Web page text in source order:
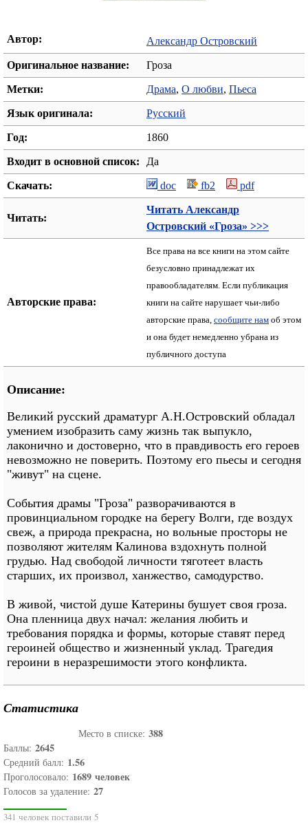
Автор: Александр Островский
Оригинальное название: Гроза
Метки: Драма, О любви, Пьеса
Язык оригинала: Русский
Год: 1860
Входит в основной список: Да
Скачать: doc fb2 pdf
Читать:
Читать Александр
Островский «Гроза» >>>
Авторские права:
Все права на все книги на этом сайте
безусловно принадлежат их
правообладателям. Если публикация
книги на сайте нарушает чьи-либо
авторские права, сообщите нам об этом
и она будет немедленно убрана из
публичного доступа
Описание:
Великий русский драматург А.Н.Островский обладал
умением изобразить саму жизнь так выпукло,
лаконично и достоверно, что в правдивость его героев
невозможно не поверить. Поэтому его пьесы и сегодня
"живут" на сцене.
События драмы "Гроза" разворачиваются в
провинциальном городке на берегу Волги, где воздух
свеж, а природа прекрасна, но вольные просторы не
позволяют жителям Калинова вздохнуть полной
грудью. Над свободой личности тяготеет власть
старших, их произвол, ханжество, самодурство.
В живой, чистой душе Катерины бушует своя гроза.
Она пленница двух начал: желания любить и
требования порядка и формы, которые ставят перед
героиней общество и жизненный уклад. Трагедия
героини в неразрешимости этого конфликта.
Статистика
Место в списке: 388
Баллы: 2645
Средний балл: 1.56
Проголосовало: 1689 человек
Голосов за удаление: 27
341 человек поставили 5